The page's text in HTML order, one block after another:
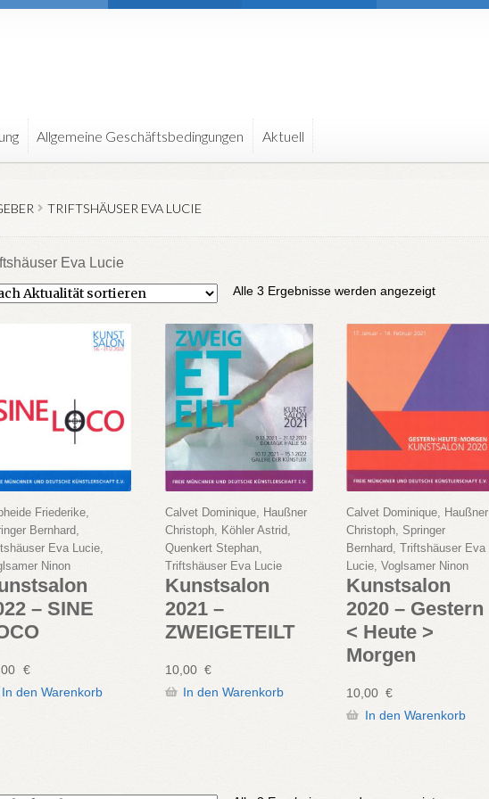
Allgemeine Geschäftsbedingungen Aktuell
TRIFTSHÄUSER EVA LUCIE
Eva Lucie
Alle 3 Ergebnisse werden angezeigtNach
Friederike,
Bernhard,
Eva Lucie,
Ninon
– SINE
€
In den Warenkorb
Calvet Dominique, Haußner
Christoph, Köhler Astrid,
Quenkert Stephan,
Triftshäuser Eva Lucie
Kunstsalon
2021 –
ZWEIGETEILT
10,00 €
In den Warenkorb
Calvet Dominique, Haußner
Christoph, Springer
Bernhard, Triftshäuser Eva
Lucie, Voglsamer Ninon
Kunstsalon
2020 – Gestern
< Heute >
Morgen
10,00 €
In den Warenkorb